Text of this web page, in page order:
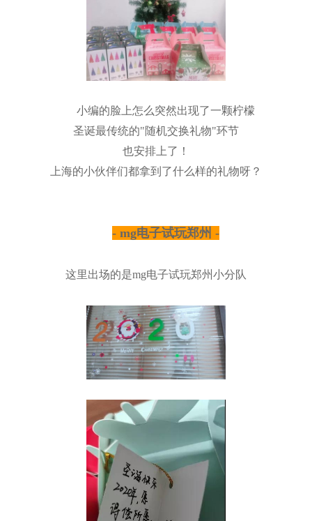
小编的脸上怎么突然出现了一颗柠檬
圣诞最传统的"随机交换礼物"环节
也安排上了！
上海的小伙伴们都拿到了什么样的礼物呀？
- mg电子试玩郑州 -
这里出场的是mg电子试玩郑州小分队